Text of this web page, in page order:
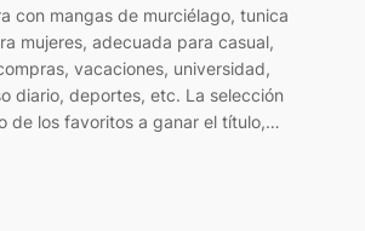
con mangas de murciélago, tunica
mujeres, adecuada para casual,
vacaciones, universidad,
diario, deportes, etc. La selección
de los favoritos a ganar el título,…